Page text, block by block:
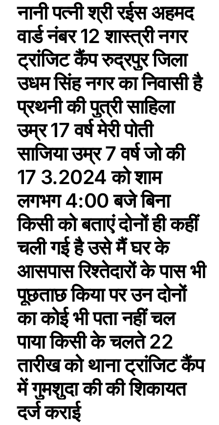
नानी पत्नी श्री रईस अहमद
वार्ड नंबर 12 शास्त्री नगर
ट्रांजिट कैंप रुद्रपुर जिला
उधम सिंह नगर का निवासी है
प्रथनी की पुत्री साहिला
उम्र 17 वर्ष मेरी पोती
साजिया उम्र 7 वर्ष जो की
17 3.2024 को शाम
लगभग 4:00 बजे बिना
किसी को बताएं दोनों ही कहीं
चली गई है उसे मैं घर के
आसपास रिश्तेदारों के पास भी
पूछताछ किया पर उन दोनों
का कोई भी पता नहीं चल
पाया किसी के चलते 22
तारीख को थाना ट्रांजिट कैंप
में गुमशुदा की की शिकायत
दर्ज कराई